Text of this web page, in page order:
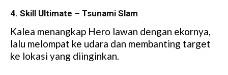
4. Skill Ultimate – Tsunami Slam
Kalea menangkap Hero lawan dengan ekornya,
lalu melompat ke udara dan membanting target
ke lokasi yang diinginkan.